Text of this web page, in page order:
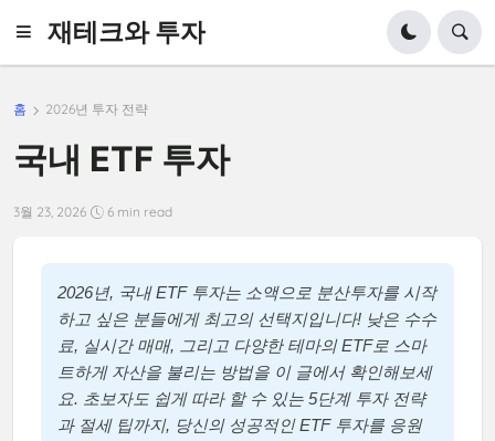
재테크와 투자
홈 2026년 투자 전략
국내 ETF 투자
3월 23, 2026 6 min read
2026년, 국내 ETF 투자는 소액으로 분산투자를 시작
하고 싶은 분들에게 최고의 선택지입니다! 낮은 수수
료, 실시간 매매, 그리고 다양한 테마의 ETF로 스마
트하게 자산을 불리는 방법을 이 글에서 확인해보세
요. 초보자도 쉽게 따라 할 수 있는 5단계 투자 전략
과 절세 팁까지, 당신의 성공적인 ETF 투자를 응원